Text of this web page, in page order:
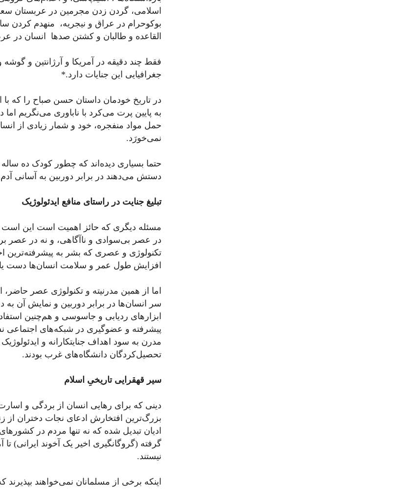
اسلامی، گردن زدن مجرمین در عربستان
بوکوحرام در عراق و نیجریه، منهدم کردن
القاعده و طالبان و کشتن صدها انسان در
فقط چند دقیقه در آمریکا و آرژانتین و
جغرافیایی این جنایات دارد.*
در تاریخ خودمان داستان حسن صباح را که
به پایین پرت می‌کرد با ناباوری می‌نگریم
حمل مواد منفجره، خود و شمار زیادی از
نمی‌خورَد.
حتما بسیاری دیده‌اند که چطور کودک ده
دستش می‌دهند در برابر دوربین به آسانی
تبلیغ جنایت در راستای منافع ایدئولوژیک
مسئله دیگری که حائز اهمیت است این است
در عصر بی‌سوادی و ناآگاهی، و نه در عصر
تکنولوژی و عصری که بشر به پیشرفته‌ترین
افزایش طول عمر و سلامت انسان‌ها دست
اما از همین مدرنیته و تکنولوژی عصر
سر انسان‌ها در برابر دوربین و نمایش آن
ابزارهای ردیابی و جاسوسی و هم‌چنین
پیشرفته و عضوگیری در شبکه‌های اجتماعی
مدرن به سود اهداف جنایتکارانه و ایدئولوژیک
تحصیل‌کردگان دانشگاه‌های غرب بودند.
سیر قهقرایی تاریخیِ اسلام
دینی که برای رهایی انسان از بردگی و
بزرگ‌ترین افتخارش ادعای نجات دختران از
ادیان تبدیل شده که نه تنها مردم در
گرفته (گروگانگیری اخیر یک آخوند ایرانی)
نیستند.
اینکه برخی از مسلمانان نمی‌خواهند بپذیرند